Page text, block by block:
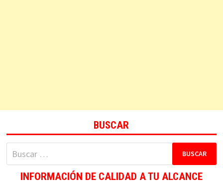
BUSCAR
Buscar:
INFORMACIÓN DE CALIDAD A TU ALCANCE